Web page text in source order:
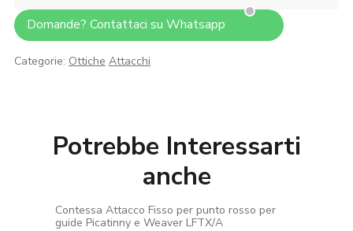
Domande? Contattaci su Whatsapp
Categorie: Ottiche Attacchi
Potrebbe Interessarti
anche